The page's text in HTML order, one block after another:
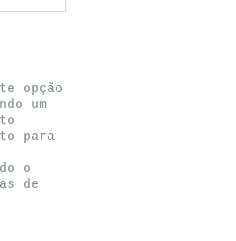
opção
um
para
o
de